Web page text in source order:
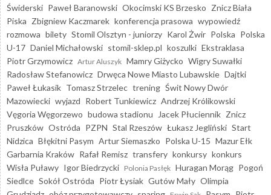
Świderski Paweł Baranowski Okocimski KS Brzesko Znicz Biała
Piska Zbigniew Kaczmarek konferencja prasowa wypowiedź
rozmowa bilety Stomil Olsztyn - juniorzy Karol Żwir Polska Polska
U-17 Daniel Michałowski stomil-sklep.pl koszulki Ekstraklasa
Piotr Grzymowicz Artur Aluszyk Mamry Giżycko Wigry Suwałki
Radosław Stefanowicz Drwęca Nowe Miasto Lubawskie Dajtki
Paweł Łukasik Tomasz Strzelec trening Świt Nowy Dwór
Mazowiecki wyjazd Robert Tunkiewicz Andrzej Królikowski
Vęgoria Węgorzewo budowa stadionu Jacek Płuciennik Znicz
Pruszków Ostróda PZPN Stal Rzeszów Łukasz Jegliński Start
Nidzica Błękitni Pasym Artur Siemaszko Polska U-15 Mazur Ełk
Garbarnia Kraków Rafał Remisz transfery konkursy konkurs
Wisła Puławy Igor Biedrzycki Polonia Pasłęk Huragan Morąg Pogoń
Siedlce Sokół Ostróda Piotr Łysiak Gutów Mały Olimpia